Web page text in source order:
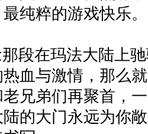
纯粹的游戏快乐。
段在玛法大陆上
血与激情，那么
兄弟们再聚首，
的大门永远为你